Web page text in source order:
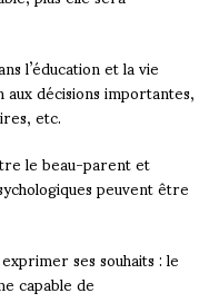
l’éducation et la vie
décisions importantes,
etc.
le beau-parent et
peuvent être
ses souhaits : le
capable de